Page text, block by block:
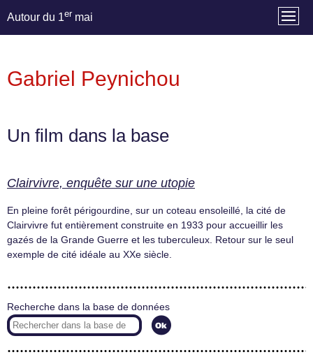
Autour du 1er mai
Gabriel Peynichou
Un film dans la base
Clairvivre, enquête sur une utopie
En pleine forêt périgourdine, sur un coteau ensoleillé, la cité de
Clairvivre fut entièrement construite en 1933 pour accueillir les
gazés de la Grande Guerre et les tuberculeux. Retour sur le seul
exemple de cité idéale au XXe siècle.
Recherche dans la base de données